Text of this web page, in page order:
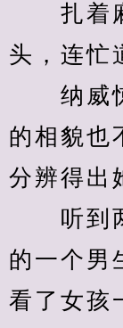
扎着麻
头，连忙
纳威惊
的相貌也
分辨得出
听到两
的一个男
看了女孩